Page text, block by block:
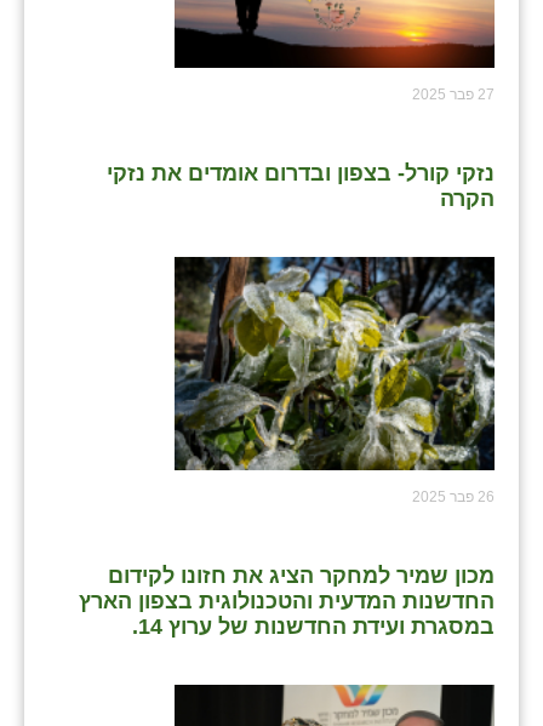
27 פבר 2025
נזקי קורל- בצפון ובדרום אומדים את נזקי
הקרה
26 פבר 2025
מכון שמיר למחקר הציג את חזונו לקידום
החדשנות המדעית והטכנולוגית בצפון הארץ
במסגרת ועידת החדשנות של ערוץ 14.